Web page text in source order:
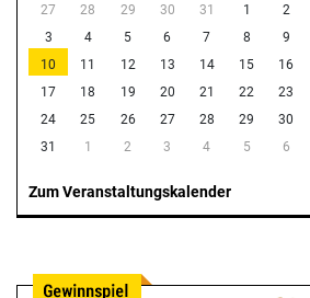
27
28 29 30 31 1
2
3
4 5 6 7 8
9
10
11 12 13 14 15
16
17
18 19 20 21 22
23
24
25 26 27 28 29
30
31
1 2 3 4 5 6
Zum Veranstaltungskalender